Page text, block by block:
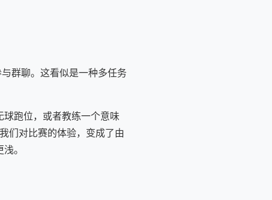
群聊。这看似是一种多任务
跑位，或者教练一个意味
们对比赛的体验，变成了由
。